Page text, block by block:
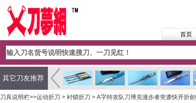
首页
其它刀友推荐
刀具说明栏>>运动折刀 > 衬锁折刀 > A字特攻队刀博克漫步者突袭快开折